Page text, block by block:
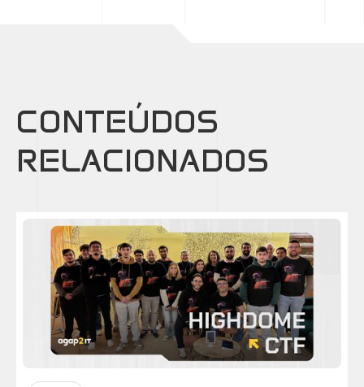
CONTEÚDOS
RELACIONADOS